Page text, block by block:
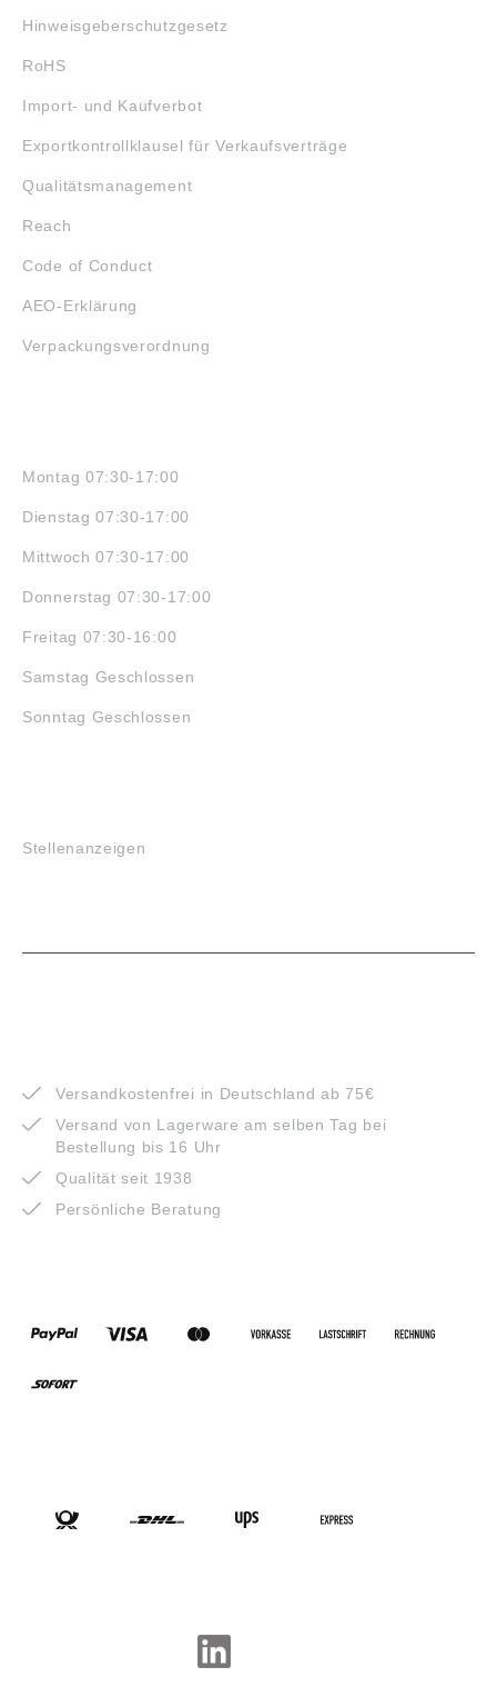
Hinweisgeberschutzgesetz
RoHS
Import- und Kaufverbot
Exportkontrollklausel für Verkaufsverträge
Qualitätsmanagement
Reach
Code of Conduct
AEO-Erklärung
Verpackungsverordnung
Montag 07:30-17:00
Dienstag 07:30-17:00
Mittwoch 07:30-17:00
Donnerstag 07:30-17:00
Freitag 07:30-16:00
Samstag Geschlossen
Sonntag Geschlossen
Stellenanzeigen
Versandkostenfrei in Deutschland ab 75€
Versand von Lagerware am selben Tag bei
Bestellung bis 16 Uhr
Qualität seit 1938
Persönliche Beratung